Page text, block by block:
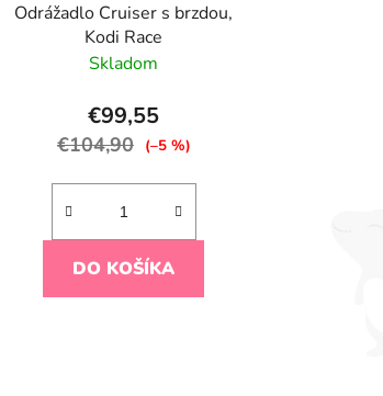
Odrážadlo Cruiser s brzdou,
Kodi Race
Skladom
€99,55
€104,90 (–5 %)
DO KOŠÍKA